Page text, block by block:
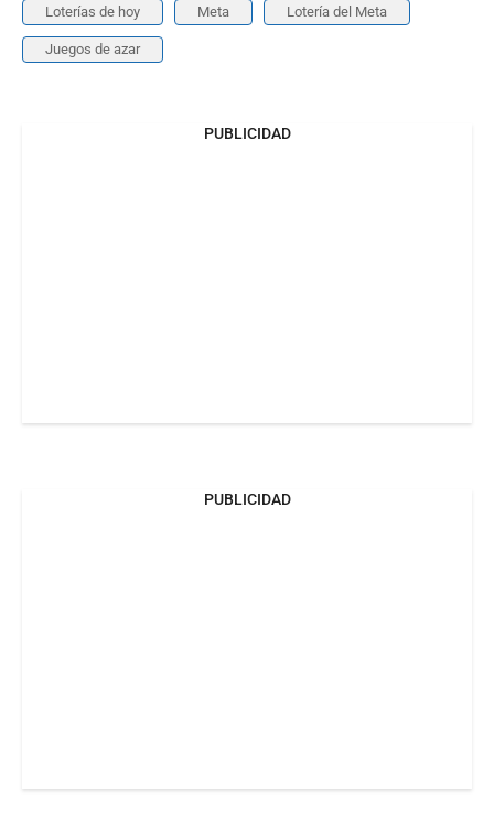
Loterías de hoy Meta Lotería del Meta
Juegos de azar
PUBLICIDAD
PUBLICIDAD